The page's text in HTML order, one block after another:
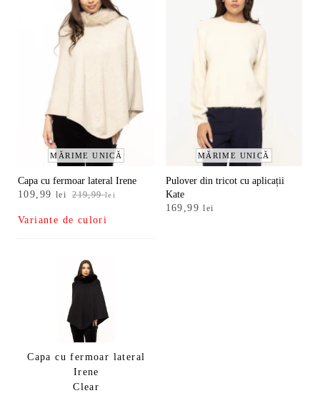
MĂRIME UNICĂ
Capa cu fermoar lateral Irene
219,99lei
Prețul
a
fost:
109,99 lei
Prețul
este:
109,99 lei.
Variante de culori
Capa cu fermoar lateral
Irene
Clear
MĂRIME UNICĂ
Pulover din tricot cu aplicații
Kate
169,99lei